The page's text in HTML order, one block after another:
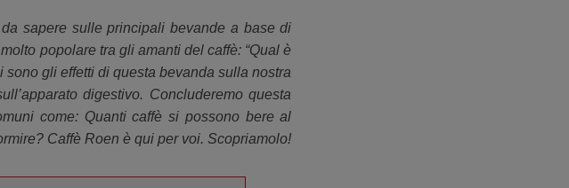
sapere sulle principali bevande a base di
popolare tra gli amanti del caffè: “Qual è
gli effetti di questa bevanda sulla nostra
digestivo. Concluderemo questa
come: Quanti caffè si possono bere al
Caffè Roen è qui per voi. Scopriamolo!